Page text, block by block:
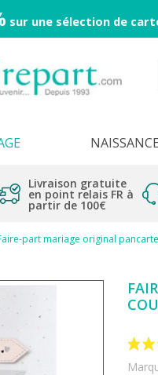
sur une sélection de
NAISSANCE
Livraison gratuite
en point relais FR à
partir de 100€
part mariage original